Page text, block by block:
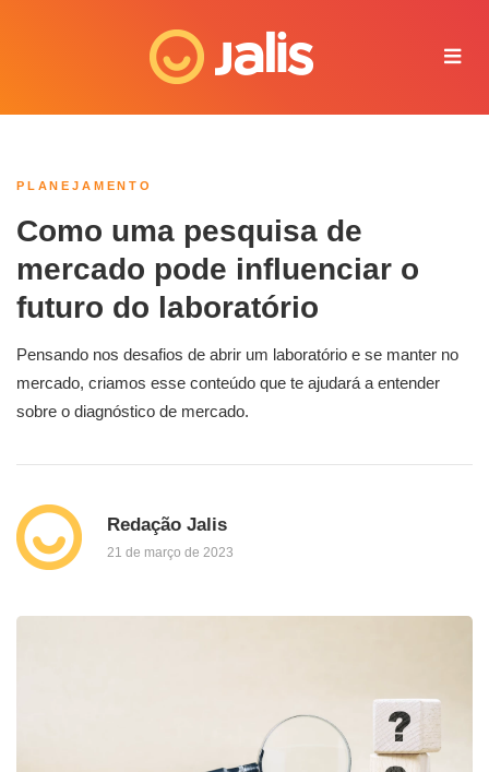
PLANEJAMENTO
Como uma pesquisa de
mercado pode influenciar o
futuro do laboratório
Pensando nos desafios de abrir um laboratório e se manter no
mercado, criamos esse conteúdo que te ajudará a entender
sobre o diagnóstico de mercado.
Redação Jalis
21 de março de 2023
Juliana - Jalis